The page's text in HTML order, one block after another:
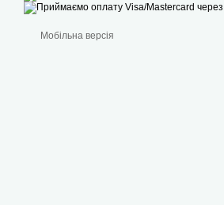
Мобільна версія